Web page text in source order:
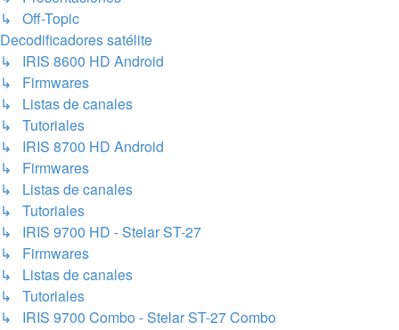
↳ Off-Topic
Decodificadores satélite
↳ IRIS 8600 HD Android
↳ Firmwares
↳ Listas de canales
↳ Tutoriales
↳ IRIS 8700 HD Android
↳ Firmwares
↳ Listas de canales
↳ Tutoriales
↳ IRIS 9700 HD - Stelar ST-27
↳ Firmwares
↳ Listas de canales
↳ Tutoriales
↳ IRIS 9700 Combo - Stelar ST-27 Combo